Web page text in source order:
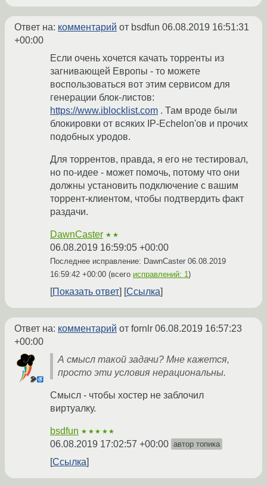
Ответ на: комментарий от bsdfun 06.08.2019 16:51:31
+00:00
Если очень хочется качать торренты из
загнивающей Европы - то можете
воспользоваться вот этим сервисом для
генерации блок-листов:
https://www.iblocklist.com . Там вроде были
блокировки от всяких IP-Echelon'ов и прочих
подобных уродов.
Для торрентов, правда, я его не тестировал,
но по-идее - может помочь, потому что они
должны установить подключение с вашим
торрент-клиентом, чтобы подтвердить факт
раздачи.
DawnCaster ★★
06.08.2019 16:59:05 +00:00
Последнее исправление: DawnCaster 06.08.2019
16:59:42 +00:00 (всего исправлений: 1)
Показать ответ Ссылка
Ответ на: комментарий от fornlr 06.08.2019 16:57:23
+00:00
А смысл такой задачи? Мне кажется,
просто эти условия нерациональны.
Смысл - чтобы хостер не заблочил
виртуалку.
bsdfun ★★★★★
06.08.2019 17:02:57 +00:00 автор топика
Ссылка